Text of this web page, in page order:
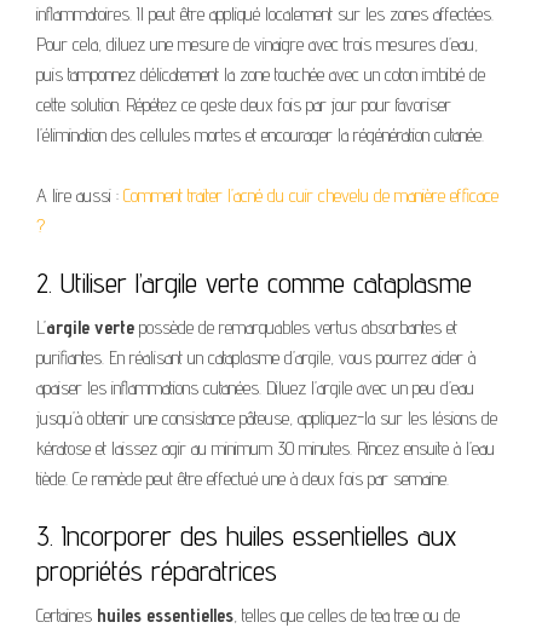
inflammatoires. Il peut être appliqué localement sur les zones affectées.
Pour cela, diluez une mesure de vinaigre avec trois mesures d’eau,
puis tamponnez délicatement la zone touchée avec un coton imbibé de
cette solution. Répétez ce geste deux fois par jour pour favoriser
l’élimination des cellules mortes et encourager la régénération cutanée.
A lire aussi : Comment traiter l’acné du cuir chevelu de manière efficace
?
2. Utiliser l’argile verte comme cataplasme
L’argile verte possède de remarquables vertus absorbantes et
purifiantes. En réalisant un cataplasme d’argile, vous pourrez aider à
apaiser les inflammations cutanées. Diluez l’argile avec un peu d’eau
jusqu’à obtenir une consistance pâteuse, appliquez-la sur les lésions de
kératose et laissez agir au minimum 30 minutes. Rincez ensuite à l’eau
tiède. Ce remède peut être effectué une à deux fois par semaine.
3. Incorporer des huiles essentielles aux
propriétés réparatrices
Certaines huiles essentielles, telles que celles de tea tree ou de